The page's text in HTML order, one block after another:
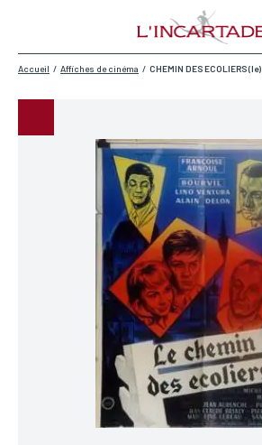
Accueil / Affiches de cinéma / CHEMIN DES ECOLIERS (le)